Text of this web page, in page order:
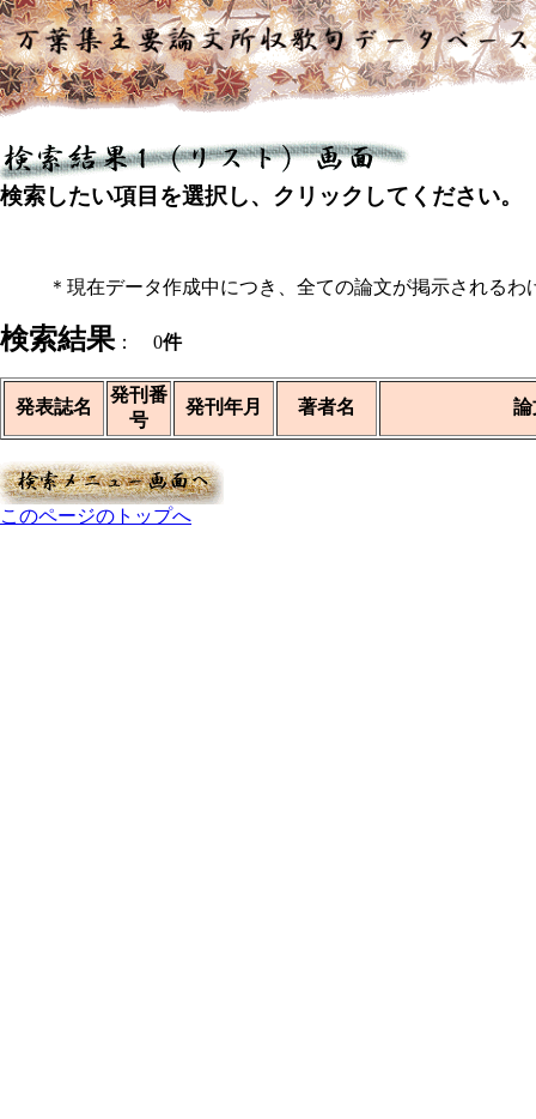
検索したい項目を選択し、クリックしてください。
＊現在データ作成中につき、全ての論文が掲示されるわ
検索結果 ： 0件
発表誌名
発刊番
号
発刊年月 著者名 論
このページのトップへ